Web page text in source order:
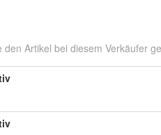
den Artikel bei diesem Verkäufer